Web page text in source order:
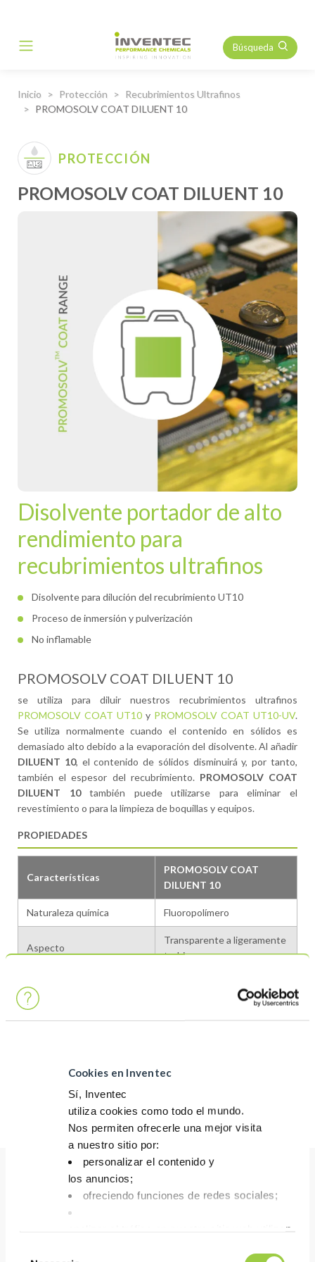
Cookies en Inventec
Sí, Inventec
utiliza cookies como todo el mundo.
Nos permiten ofrecerle una mejor visita
a nuestro sitio por:
personalizar el contenido y
los anuncios;
ofreciendo funciones de redes sociales;
analizar el tráfico en nuestro sitio web utilizando
Main Navigation Búsqueda
Inicio Protección
Recubrimientos Ultrafinos
PROMOSOLV COAT DILUENT 10
PROTECCIÓN
PROMOSOLV COAT DILUENT 10
Disolvente portador de alto
rendimiento para
recubrimientos ultrafinos
Disolvente para dilución del recubrimiento UT10
Proceso de inmersión y pulverización
No inflamable
PROMOSOLV COAT DILUENT 10
se utiliza para diluir nuestros recubrimientos ultrafinos
PROMOSOLV COAT UT10 y PROMOSOLV COAT UT10-UV.
Se utiliza normalmente cuando el contenido en sólidos es
demasiado alto debido a la evaporación del disolvente. Al añadir
DILUENT 10, el contenido de sólidos disminuirá y, por tanto,
también el espesor del recubrimiento. PROMOSOLV COAT
DILUENT 10también puede utilizarse para eliminar el
revestimiento o para la limpieza de boquillas y equipos.
PROPIEDADES
Características
PROMOSOLV COAT
DILUENT 10
Naturaleza química Fluoropolímero
Aspecto
Transparente a ligeramente
turbio
Tipo de disolvente
Punto de inflamabilidad Ninguno
Viscosidad (cSt) ~1
RENDIMIENTO
Adaptado al polímero de recubrimiento para un
Baja tensión superficial que permite una cobertura